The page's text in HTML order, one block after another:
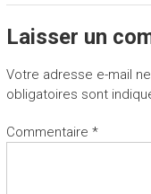
Laisser un
Votre adresse e-mail
obligatoires sont
Commentaire *